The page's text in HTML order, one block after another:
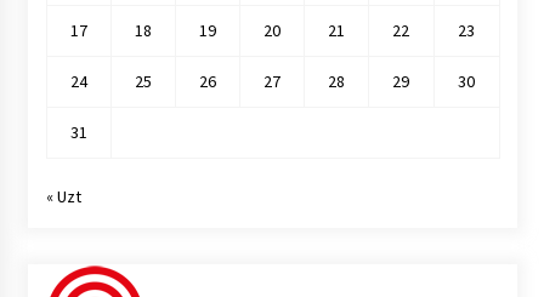
17 18 19 20 21 22 23
24 25 26 27 28 29 30
31
« Uzt